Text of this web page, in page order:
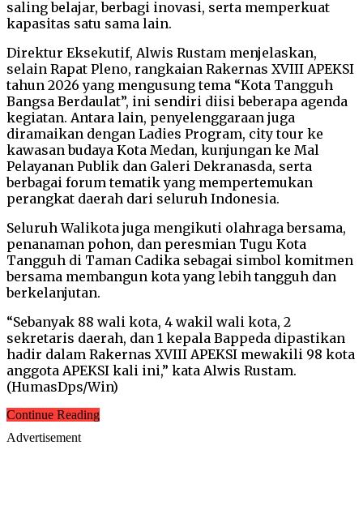
saling belajar, berbagi inovasi, serta memperkuat
kapasitas satu sama lain.
Direktur Eksekutif, Alwis Rustam menjelaskan,
selain Rapat Pleno, rangkaian Rakernas XVIII APEKSI
tahun 2026 yang mengusung tema “Kota Tangguh
Bangsa Berdaulat”, ini sendiri diisi beberapa agenda
kegiatan. Antara lain, penyelenggaraan juga
diramaikan dengan Ladies Program, city tour ke
kawasan budaya Kota Medan, kunjungan ke Mal
Pelayanan Publik dan Galeri Dekranasda, serta
berbagai forum tematik yang mempertemukan
perangkat daerah dari seluruh Indonesia.
Seluruh Walikota juga mengikuti olahraga bersama,
penanaman pohon, dan peresmian Tugu Kota
Tangguh di Taman Cadika sebagai simbol komitmen
bersama membangun kota yang lebih tangguh dan
berkelanjutan.
“Sebanyak 88 wali kota, 4 wakil wali kota, 2
sekretaris daerah, dan 1 kepala Bappeda dipastikan
hadir dalam Rakernas XVIII APEKSI mewakili 98 kota
anggota APEKSI kali ini,” kata Alwis Rustam.
(HumasDps/Win)
Continue Reading
Advertisement